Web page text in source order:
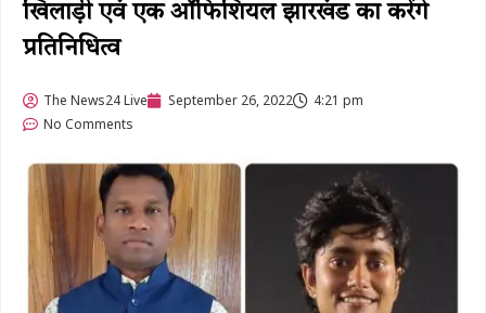
खिलाड़ी एवं एक ऑफिशियल झारखंड का करेंगे
प्रतिनिधित्व
The News24 Live September 26, 2022
4:21 pm
No Comments